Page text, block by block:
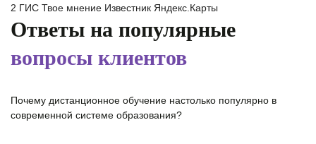
2 ГИС Твое мнение Известник Яндекс.Карты
Ответы на популярные
вопросы клиентов
Почему дистанционное обучение настолько популярно в
современной системе образования?